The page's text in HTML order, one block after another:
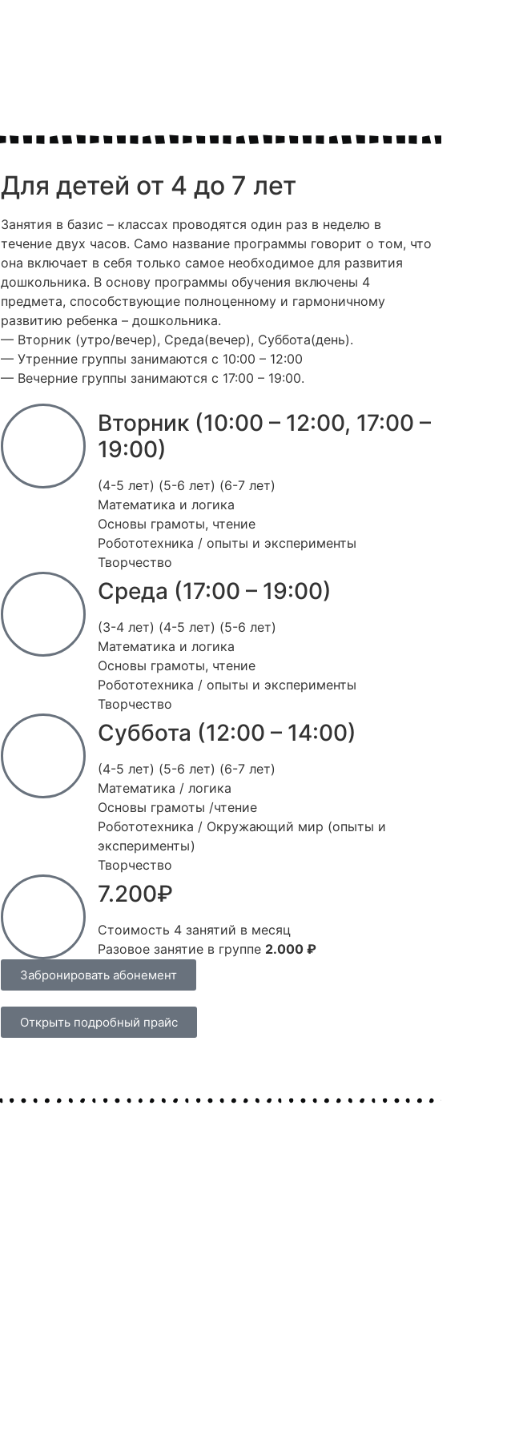
Для детей от 4 до 7 лет
Занятия в базис – классах проводятся один раз в неделю в
течение двух часов. Само название программы говорит о том, что
она включает в себя только самое необходимое для развития
дошкольника. В основу программы обучения включены 4
предмета, способствующие полноценному и гармоничному
развитию ребенка – дошкольника.
— Вторник (утро/вечер), Среда(вечер), Суббота(день).
— Утренние группы занимаются с 10:00 – 12:00
— Вечерние группы занимаются с 17:00 – 19:00.
Вторник (10:00 – 12:00, 17:00 –
19:00)
(4-5 лет) (5-6 лет) (6-7 лет)
Математика и логика
Основы грамоты, чтение
Робототехника / опыты и эксперименты
Творчество
Среда (17:00 – 19:00)
(3-4 лет) (4-5 лет) (5-6 лет)
Математика и логика
Основы грамоты, чтение
Робототехника / опыты и эксперименты
Творчество
Суббота (12:00 – 14:00)
(4-5 лет) (5-6 лет) (6-7 лет)
Математика / логика
Основы грамоты /чтение
Робототехника / Окружающий мир (опыты и
эксперименты)
Творчество
7.200₽
Стоимость 4 занятий в месяц
Разовое занятие в группе 2.000 ₽
Забронировать абонемент
Открыть подробный прайс